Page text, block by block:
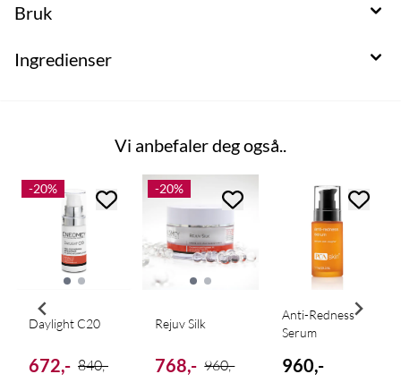
Bruk
Ingredienser
Vi anbefaler deg også..
-20%
Daylight C20
672,- 840,-
-20%
Rejuv Silk
768,- 960,-
Anti-Redness
Serum
960,-